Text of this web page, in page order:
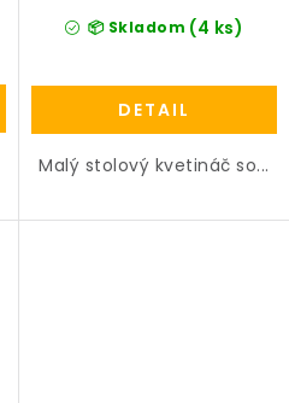
📦 Skladom (4 ks)
DETAIL
Malý stolový kvetináč so...